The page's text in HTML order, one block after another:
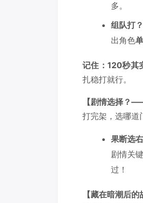
多。
组队打
出角色
记住：120秒其
扎稳打就行。
【剧情选择？
打完架，选哪道
果断选
剧情关
过！
【藏在暗潮后